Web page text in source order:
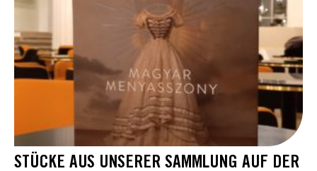
STÜCKE AUS UNSERER SAMMLUNG AUF DER